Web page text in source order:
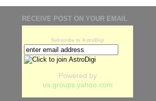
RECEIVE POST ON YOUR EMAIL
Subscribe to AstroDigi
Powered by
us.groups.yahoo.com